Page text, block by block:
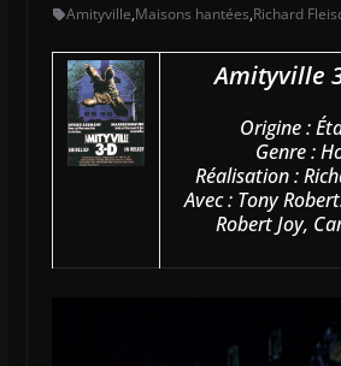
Amityville,Maisons hantées,Richard
Amityville
Origine :
Genre :
Réalisation :
Avec : Tony
Robert Joy,